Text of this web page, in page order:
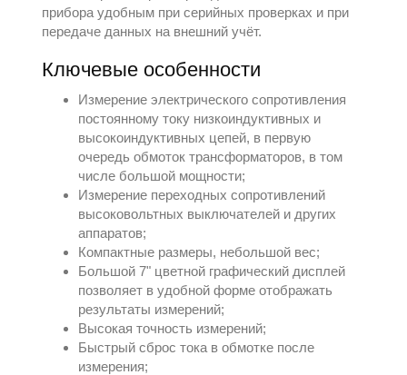
прибора удобным при серийных проверках и при
передаче данных на внешний учёт.
Ключевые особенности
Измерение электрического сопротивления
постоянному току низкоиндуктивных и
высокоиндуктивных цепей, в первую
очередь обмоток трансформаторов, в том
числе большой мощности;
Измерение переходных сопротивлений
высоковольтных выключателей и других
аппаратов;
Компактные размеры, небольшой вес;
Большой 7" цветной графический дисплей
позволяет в удобной форме отображать
результаты измерений;
Высокая точность измерений;
Быстрый сброс тока в обмотке после
измерения;